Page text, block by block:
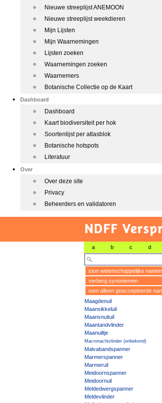
Nieuwe streeplijst ANEMOON
Nieuwe streeplijst weekdieren
Mijn Lijsten
Mijn Waarnemingen
Lijsten zoeken
Waarnemingen zoeken
Waarnemers
Botanische Collectie op de Kaart
Dashboard
Dashboard
Kaart biodiversiteit per hok
Soortenlijst per atlasblok
Botanische hotspots
Literatuur
Over
Over deze site
Privacy
Beheerders en validatoren
NDFF
a b c d
toon wetenschappelijke namen
verberg synoniemen
toon alleen geaccepteerde
Maagdenuil
Maansikkeluil
Maansnuituil
Maantandvlinder
Maanuiltje
Macronachtvlinder (onbekend)
Malvabandspanner
Marmerspanner
Marmeruil
Meidoornspanner
Meidoornuil
Meldedwergspanner
Meldevlinder